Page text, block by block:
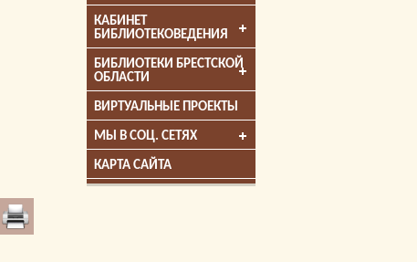
КАБИНЕТ
БИБЛИОТЕКОВЕДЕНИЯ
БИБЛИОТЕКИ БРЕСТСКОЙ
ОБЛАСТИ
ВИРТУАЛЬНЫЕ ПРОЕКТЫ
МЫ В СОЦ. СЕТЯХ
КАРТА САЙТА